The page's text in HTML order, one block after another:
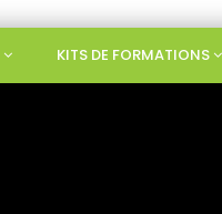
KITS DE FORMATIONS